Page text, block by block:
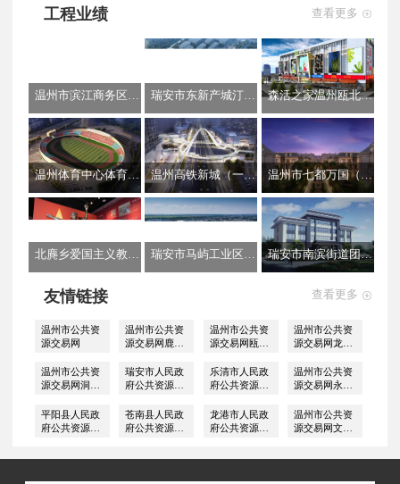
工程业绩 查看更多
温州市滨江商务区CBD片区A-03地块小学工程一装饰装修工程 瑞安市东新产城汀田小微园（二期）工程 森活之家温州瓯北综合体工程
温州体育中心体育场提升改造工程分包工程 温州高铁新城（一期）分包工程（中交） 温州市七都万国（江心明月）分包工程
瑞安市南滨街道团前村文化礼堂建设工程
友情链接 查看更多
温州市公共资
源交易网
温州市公共资
源交易网鹿城
温州市公共资
源交易网瓯海
温州市公共资
源交易网龙湾
温州市公共资
源交易网洞头
瑞安市人民政
府公共资源交
乐清市人民政
府公共资源交
温州市公共资
源交易网永嘉
平阳县人民政
府公共资源交
苍南县人民政
府公共资源交
龙港市人民政
府公共资源交
温州市公共资
源交易网文成